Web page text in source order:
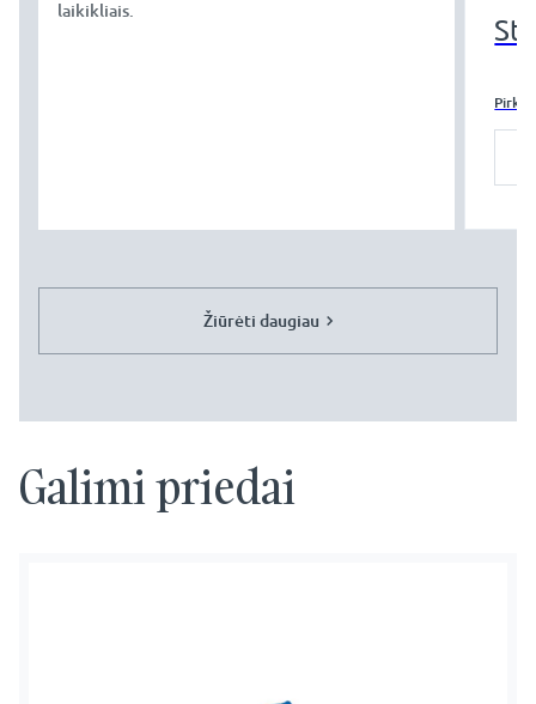
laikikliais.
Pirkti
Žiūrėti daugiau
Galimi priedai